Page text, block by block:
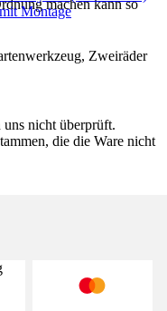
Zweiräder
machen kann so
Montage
nicht überprüft.
die die Ware nicht